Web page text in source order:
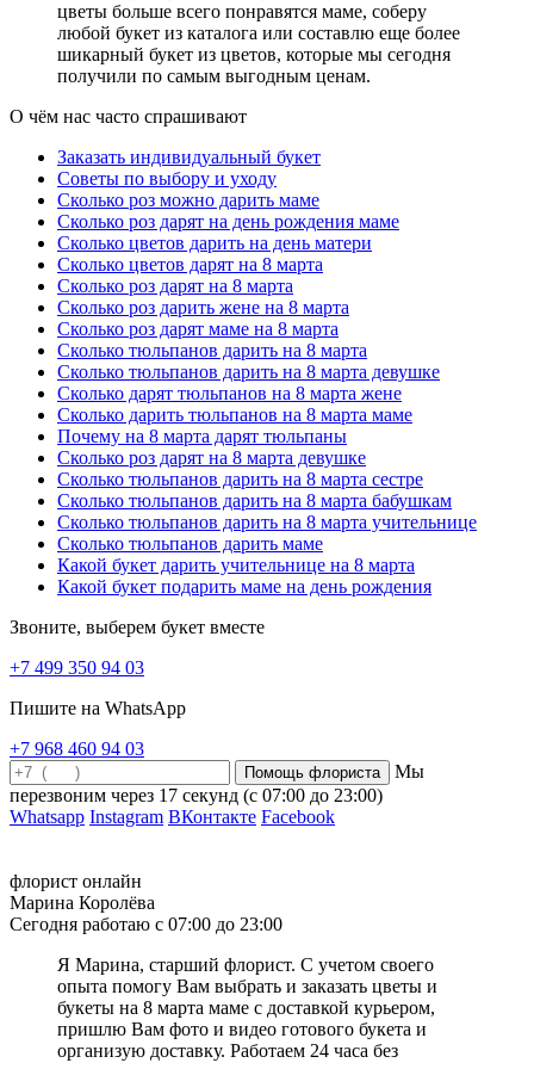
цветы больше всего понравятся маме, соберу
любой букет из каталога или составлю еще более
шикарный букет из цветов, которые мы сегодня
получили по самым выгодным ценам.
О чём нас часто спрашивают
Заказать индивидуальный букет
Советы по выбору и уходу
Сколько роз можно дарить маме
Сколько роз дарят на день рождения маме
Сколько цветов дарить на день матери
Сколько цветов дарят на 8 марта
Сколько роз дарят на 8 марта
Сколько роз дарить жене на 8 марта
Сколько роз дарят маме на 8 марта
Сколько тюльпанов дарить на 8 марта
Сколько тюльпанов дарить на 8 марта девушке
Сколько дарят тюльпанов на 8 марта жене
Сколько дарить тюльпанов на 8 марта маме
Почему на 8 марта дарят тюльпаны
Сколько роз дарят на 8 марта девушке
Сколько тюльпанов дарить на 8 марта сестре
Сколько тюльпанов дарить на 8 марта бабушкам
Сколько тюльпанов дарить на 8 марта учительнице
Сколько тюльпанов дарить маме
Какой букет дарить учительнице на 8 марта
Какой букет подарить маме на день рождения
Звоните, выберем букет вместе
+7 499 350 94 03
Пишите на WhatsApp
+7 968 460 94 03
Мы
перезвоним через 17 секунд (с 07:00 до 23:00)
Whatsapp Instagram ВКонтакте Facebook
флорист онлайн
Марина Королёва
Сегодня работаю с 07:00 до 23:00
Я Марина, старший флорист. С учетом своего
опыта помогу Вам выбрать и заказать цветы и
букеты на 8 марта маме с доставкой курьером,
пришлю Вам фото и видео готового букета и
организую доставку. Работаем 24 часа без
цветов? Основными символами орхидеи являются красота,
утончённость, изысканность, женственность. Однако, значение
орхидеи на языке цветов ярче раскрывается через
интерпретацию цвета. Белая орхидея – это символ почтения,
Розовая орхидея олицетворяет женственность, утонченность,
восхищение. Всевозможные орхидеи с зелеными вкраплениями
– это символ счастья, удачи, долголетия. Орхидеи с
фиолетовыми соцветиями - восхищение выказывание
достоинства, почтения, а цветы с красными вкраплениями -
символы страсти, мужества. Если вы хотите, чтобы ваши
искренние пожелания на языке цветов звучали ярко и отчет-
ливо, выберите конкретный сорт орхидеи, который будет
выражать ваши чувства и эмоции.
Что означает гиацинт на языке цветов
Гиацинты – весенние цветы с потрясающим ароматом, которые
ассоциируются с любовью и новыми открытиями. В настоящий
момент они набирают популярность и становятся всё чаще
главным подарком на 8 марта. Что символизируют гиацинты на
языке цветов? Благодаря яркой окраске, потрясающему аромату
и необычному внешнему виду, трактовать символику гиацинтов
начали еще в эпоху романтизма. Но и на сегодняшний день эти
значения не теряют актуальности. Белый гиацинт расскажет о
восхищении чистотой и красотой девушки. Розовый или
красный гиацинт способен выразить многогранную и яр-кую
палитру любовных чувств — от только зарождающейся страсти
символизируют ревность, обиду или недоумение. Синие
гиацинты в знак уважения, преданности и благодарности за
прожитые счастливые годы дарили друг другу супруги.
Прекрасный ароматный букет из гиацинтов не только украсит
дом, но и поможет вам выразить ваше чувства!
Что подарить?
Сколько цветов в букете можно дарить
Выбирая букет цветов в подарок, мы хотим порадовать
композиции. Прежде всего, помните о традиции дарить
нечетное количество цветов. Хотя, современная флористика
придерживается такого правила, что после двенадцатого
дарить нечетное количество цветов в букете, чтобы не оказаться
в неловкой ситуации. Если следовать правилам нумерологии, то
количество цветов в букете играет огромную роль. Раньше
этому уделялось большое внимание, но в современном мире
мало кто продолжает придерживаться этих правил. Пожалуй, не